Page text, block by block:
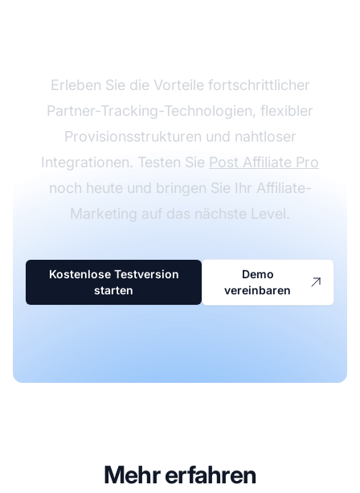
Erleben Sie die Vorteile fortschrittlicher
Partner-Tracking-Technologien, flexibler
Provisionsstrukturen und nahtloser
Integrationen. Testen Sie Post Affiliate Pro
noch heute und bringen Sie Ihr Affiliate-
Marketing auf das nächste Level.
Kostenlose Testversion
starten
Demo
vereinbaren
Mehr erfahren